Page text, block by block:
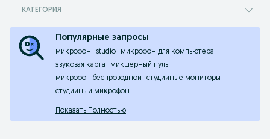
КАТЕГОРИЯ
Популярные запросы
микрофон studio
микрофон для компьютера
звуковая карта
микшерный пульт
микрофон беспроводной
студийные мониторы
студийный микрофон
Показать Полностью